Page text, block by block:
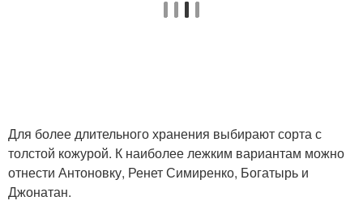
Для более длительного хранения выбирают сорта с
толстой кожурой. К наиболее лежким вариантам можно
отнести Антоновку, Ренет Симиренко, Богатырь и
Джонатан.